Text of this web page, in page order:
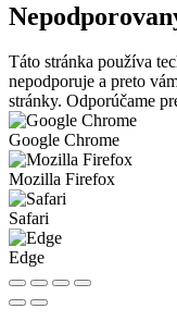
Táto stránka používa
nepodporuje a preto
stránky. Odporúčame
Google Chrome
Mozilla Firefox
Safari
Edge